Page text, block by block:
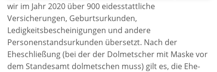
wir im Jahr 2020 über 900 eidesstattliche
Versicherungen, Geburtsurkunden,
Ledigkeitsbescheinigungen und andere
Personenstandsurkunden übersetzt. Nach der
Eheschließung (bei der der Dolmetscher mit Maske vor
dem Standesamt dolmetschen muss) gilt es, die Ehe-